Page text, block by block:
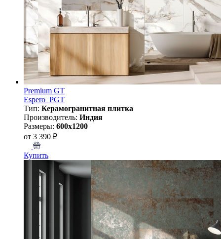
Premium GT
Espero_PGT
Тип: Керамогранитная плитка
Производитель: Индия
Размеры: 600x1200
от 3 390 ₽
Купить